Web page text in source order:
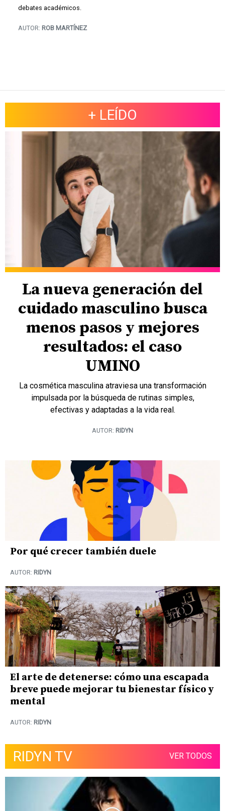
debates académicos.
AUTOR: ROB MARTÍNEZ
+ LEÍDO
Por qué crecer también duele
AUTOR: RIDYN
El arte de detenerse: cómo una escapada
breve puede mejorar tu bienestar físico y
mental
AUTOR: RIDYN
La nueva generación del
cuidado masculino busca
menos pasos y mejores
resultados: el caso
UMINO
La cosmética masculina atraviesa una transformación
impulsada por la búsqueda de rutinas simples,
efectivas y adaptadas a la vida real.
AUTOR: RIDYN
RIDYN TV VER TODOS